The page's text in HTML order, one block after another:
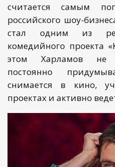
считается самым
российского шоу-
стал одним из
комедийного проекта
этом Харламов не
постоянно
снимается в кино,
проектах и активно